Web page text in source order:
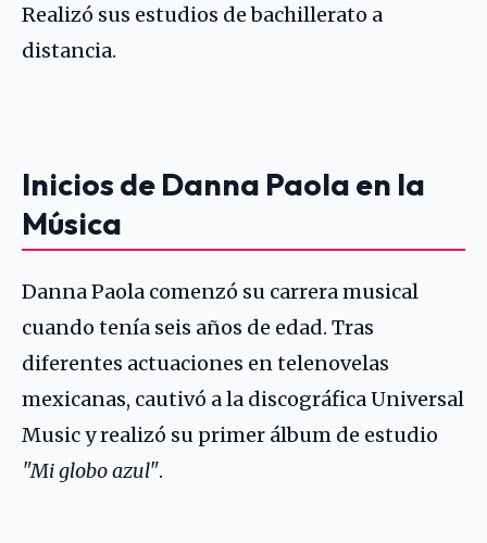
Realizó sus estudios de bachillerato a
distancia.
Inicios de Danna Paola en la
Música
Danna Paola comenzó su carrera musical
cuando tenía seis años de edad. Tras
diferentes actuaciones en telenovelas
mexicanas, cautivó a la discográfica Universal
Music y realizó su primer álbum de estudio
"Mi globo azul".